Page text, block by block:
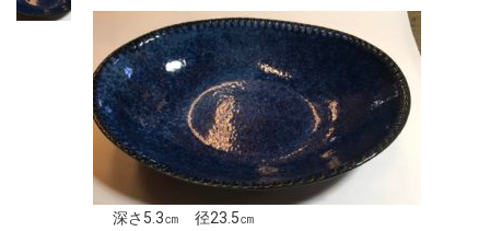
深さ5.3㎝ 径23.5㎝